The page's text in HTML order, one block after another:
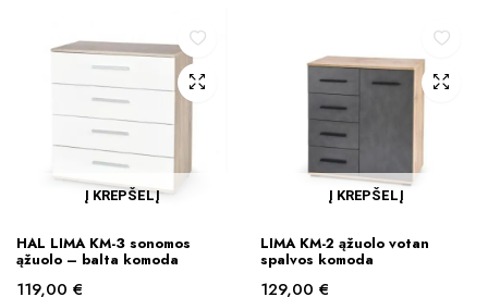
Į KREPŠELĮ
HAL LIMA KM-3 sonomos
ąžuolo – balta komoda
119,00 €
Į KREPŠELĮ
LIMA KM-2 ąžuolo votan
spalvos komoda
129,00 €